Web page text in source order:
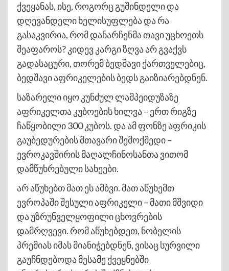
ქვეყანას, ისე, როგორც გუშინდელი და
დღევანდელი ხელისუფლება და რა
გასაკვირია, რომ დანარჩენმა თავი უცხოეთს
შეაფაროს? კიდევ კარგი ზღვა არ გვაქვს
გადასაცური, თორემ ბედშავი ქართველებიც,
ბედშავი აფრიკელების ბედს გაიზიარებდნენ.
საზარელი იყო კუნძულ ლამპეიდუზაზე
აფრიკელთა კუბოების ხილვა – ერთ რიგზე
ჩაწყობილი 300 კუბოს. და ამ ფონზე აფრიკის
გაუბედურების მთავარი შემოქმედი –
ევროკავშირის მაღალჩინოსანთა ვითომ
დამწუხრებული სახეები.
არ აწუხებთ მათ ეს ამბვი. მათ აწუხემთ
ევროპაში შესული აფრიკელი – მათი მშვიდი
და უზრუნველყოფილი ცხოვრების
დამრღვევი. რომ აწუხებდეთ, ნობელის
პრემიას იმას მიანიჭებდნენ, ვისაც სურვილი
გაუჩნდებოდა მესამე ქვეყნებში